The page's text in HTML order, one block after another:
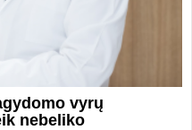
vyrų
nebeliko